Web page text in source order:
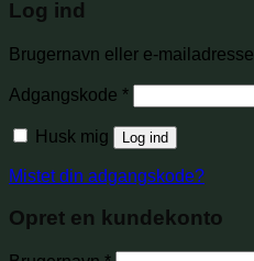
Log ind
Brugernavn eller e-mailadresse
Adgangskode *
Husk mig Log ind
Mistet din adgangskode?
Opret en kundekonto